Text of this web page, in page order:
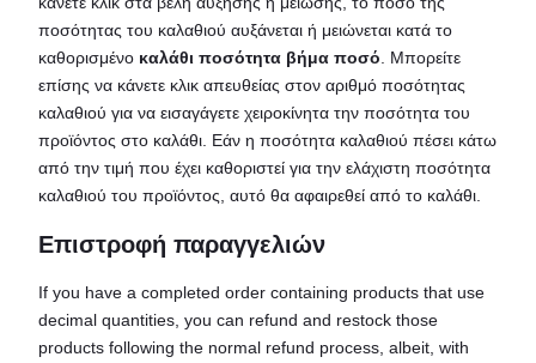
ποσότητας του καλαθιού αυξάνεται ή μειώνεται κατά το
καθορισμένο καλάθι ποσότητα βήμα ποσό. Μπορείτε
επίσης να κάνετε κλικ απευθείας στον αριθμό ποσότητας
καλαθιού για να εισαγάγετε χειροκίνητα την ποσότητα του
προϊόντος στο καλάθι. Εάν η ποσότητα καλαθιού πέσει κάτω
από την τιμή που έχει καθοριστεί για την ελάχιστη ποσότητα
καλαθιού του προϊόντος, αυτό θα αφαιρεθεί από το καλάθι.
Επιστροφή παραγγελιών
If you have a completed order containing products that use
decimal quantities, you can refund and restock those
products following the normal refund process, albeit, with